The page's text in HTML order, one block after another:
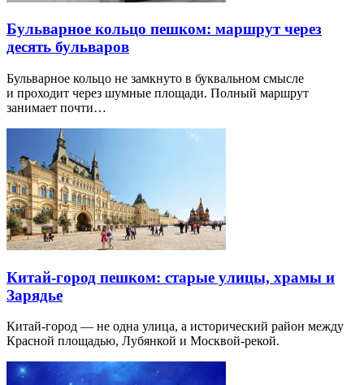
Бульварное кольцо пешком: маршрут через
десять бульваров
Бульварное кольцо не замкнуто в буквальном смысле
и проходит через шумные площади. Полный маршрут
занимает почти…
Китай-город пешком: старые улицы, храмы и
Зарядье
Китай-город — не одна улица, а исторический район между
Красной площадью, Лубянкой и Москвой-рекой.